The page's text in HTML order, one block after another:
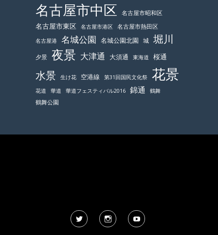
名古屋市中区 名古屋市昭和区
名古屋市東区 名古屋市港区 名古屋市熱田区
名古屋港 名城公園 名城公園北園 城 堀川
夕景 夜景 大津通 大須通 東海道 桜通
水景 生け花 空港線 第31回国民文化祭 花景
花道 華道 華道フェスティバル2016 錦通 鶴舞
鶴舞公園